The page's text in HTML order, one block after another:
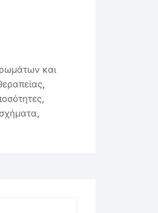
και
,
,
σχήματα,